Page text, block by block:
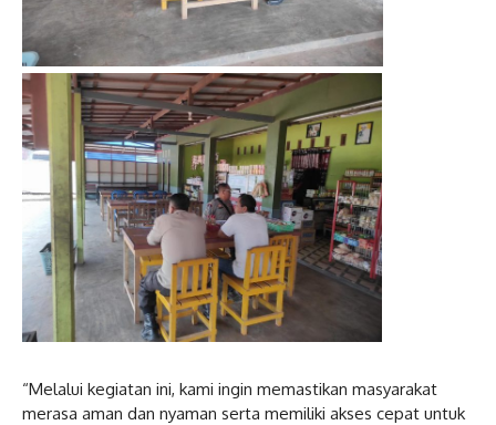
“Melalui kegiatan ini, kami ingin memastikan masyarakat
merasa aman dan nyaman serta memiliki akses cepat untuk